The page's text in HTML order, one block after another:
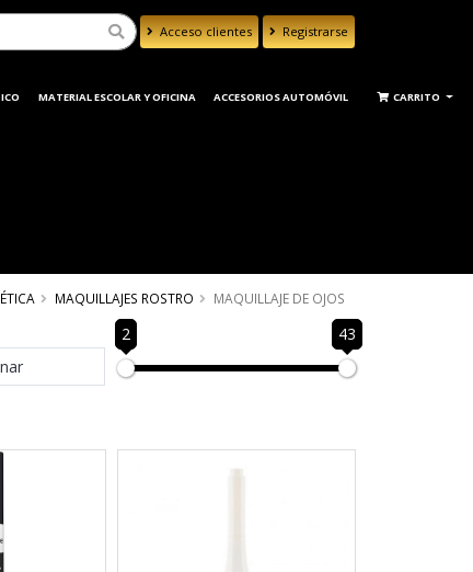
Acceso clientes Registrarse
MATERIAL ESCOLAR Y OFICINA ACCESORIOS AUTOMÓVIL CARRITO
MAQUILLAJES ROSTRO MAQUILLAJE DE OJOS
2 43